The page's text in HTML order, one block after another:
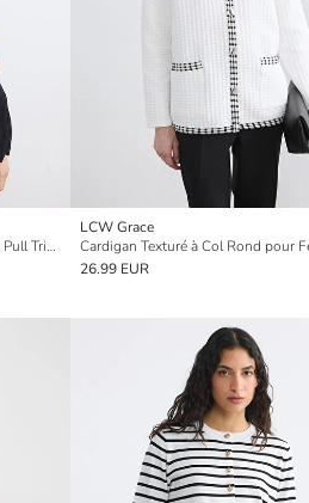
Encolure en V Côtelé Femme Gilet Pull Tricot
LCW Grace
Cardigan Texturé à Col Rond pour
26.99 EUR